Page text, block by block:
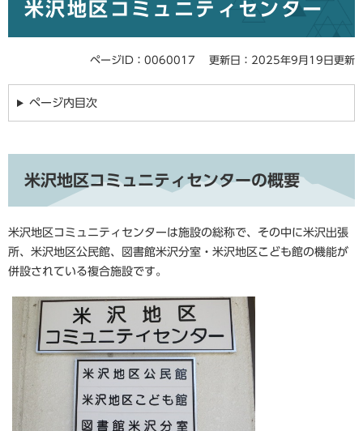
米沢地区コミュニティセンター
ページID：0060017 更新日：2025年9月19日更新
ページ内目次
米沢地区コミュニティセンターの概要
米沢地区コミュニティセンターは施設の総称で、その中に米沢出張
所、米沢地区公民館、図書館米沢分室・米沢地区こども館の機能が
併設されている複合施設です。